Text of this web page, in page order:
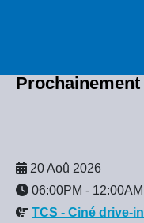
Prochainement
20 Aoû 2026
06:00PM - 12:00AM
TCS - Ciné drive-in